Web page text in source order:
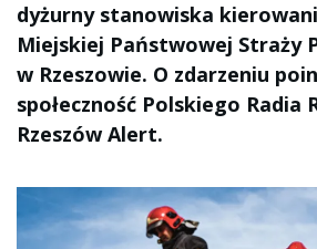
dyżurny stanowiska
Miejskiej Państwowej Straży
w Rzeszowie. O zdarzeniu
społeczność Polskiego Radia
Rzeszów Alert.